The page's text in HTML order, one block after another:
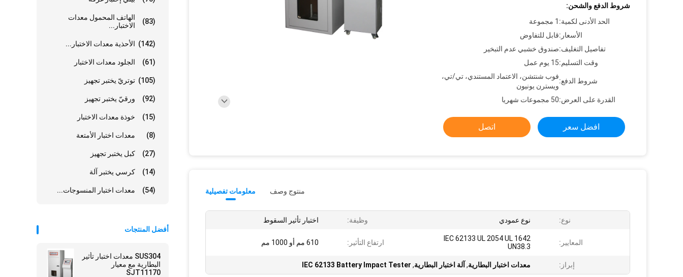
الهاتف المحمول معدات
الاختبار...
(83)
الأحذية معدات الاختبار... (142)
الجلود معدات الاختبار (61)
توتريّ يختبر تجهيز (105)
ورقيّ يختبر تجهيز (92)
خوذة معدات الاختبار (15)
معدات اختبار الأمتعة (8)
كبل يختبر تجهيز (27)
كرسي يختبر آلة (14)
معدات اختبار المنسوجات... (54)
أفضل المنتجات
SUS304 معدات اختبار تأثير
البطارية مع معيار
SJT11170
شروط الدفع والشحن:
الحد الأدنى لكمية: 1 مجموعة
الأسعار:قابل للتفاوض
تفاصيل التغليف:صندوق خشبي عدم التبخير
وقت التسليم:15 يوم عمل
شروط الدفع:
فوب شنتشن، الاعتماد المستندي، تي/تي،
ويسترن يونيون
القدرة على العرض:50 مجموعات شهريا
افضل سعر اتصل
معلومات تفصيلية منتوج وصف
نوع: نوع عمودي وظيفة: اختبار تأثير السقوط
المعايير:
IEC 62133 UL 2054 UL 1642
UN38.3
ارتفاع التأثير: 610 مم أو 1000 مم
إبراز: معدات اختبار البطارية, آلة اختبار البطارية,
IEC 62133 Battery Impact Tester